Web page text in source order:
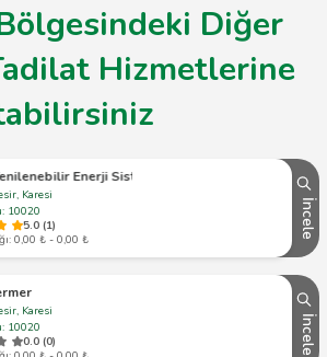
Diğer
Hizmetlerine
Enerji Sistemleri
Karesi
10020
5.0 (1)
0,00 ₺ - 0,00 ₺
İncele
Karesi
10020
0.0 (0)
İncele